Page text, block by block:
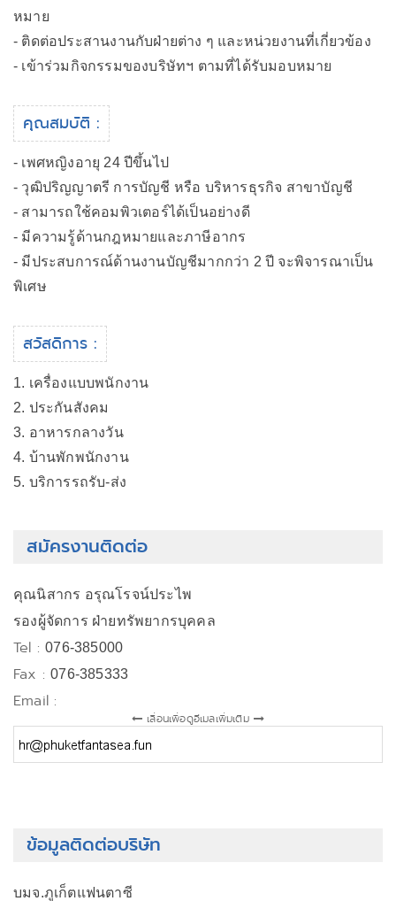
หมาย
- ติดต่อประสานงานกับฝ่ายต่าง ๆ และหน่วยงานที่เกี่ยวข้อง
- เข้าร่วมกิจกรรมของบริษัทฯ ตามที่ได้รับมอบหมาย
คุณสมบัติ :
- เพศหญิงอายุ 24 ปีขึ้นไป
- วุฒิปริญญาตรี การบัญชี หรือ บริหารธุรกิจ สาขาบัญชี
- สามารถใช้คอมพิวเตอร์ได้เป็นอย่างดี
- มีความรู้ด้านกฎหมายและภาษีอากร
- มีประสบการณ์ด้านงานบัญชีมากกว่า 2 ปี จะพิจารณาเป็น
พิเศษ
สวัสดิการ :
1. เครื่องแบบพนักงาน
2. ประกันสังคม
3. อาหารกลางวัน
4. บ้านพักพนักงาน
5. บริการรถรับ-ส่ง
สมัครงานติดต่อ
คุณนิสากร อรุณโรจน์ประไพ
รองผู้จัดการ ฝ่ายทรัพยากรบุคคล
Tel :076-385000
Fax :076-385333
Email :
เลื่อนเพื่อดูอีเมลเพิ่มเติม
ข้อมูลติดต่อบริษัท
บมจ.ภูเก็ตแฟนตาซี